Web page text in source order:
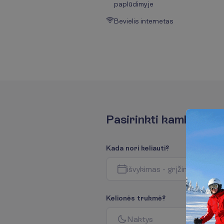
paplūdimyje
Bevielis internetas
Pasirinkti kamb
Kada nori keliauti?
išvykimas - grįžim a s
Kelionės trukmė?
Naktys